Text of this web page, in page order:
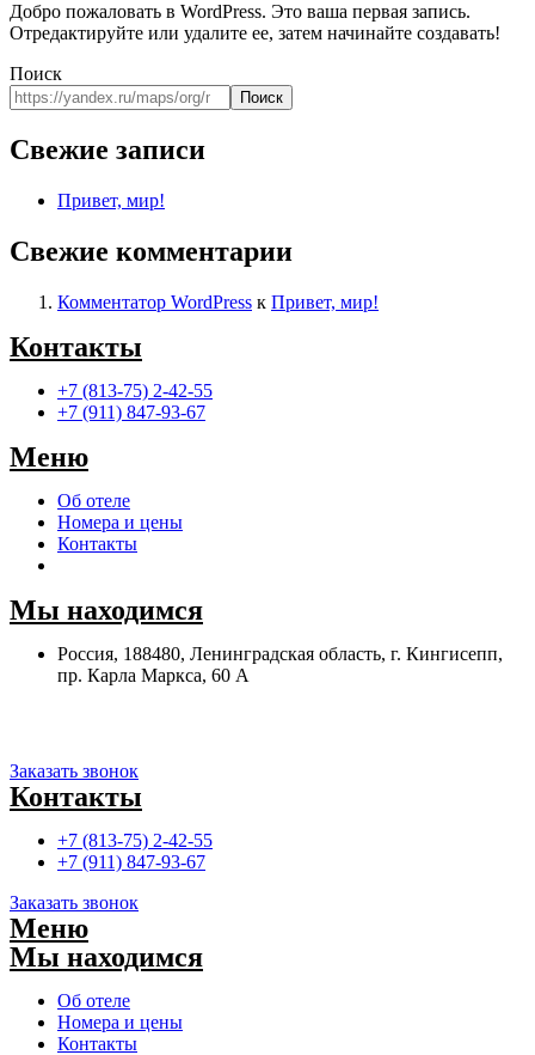
Добро пожаловать в WordPress. Это ваша первая запись.
Отредактируйте или удалите ее, затем начинайте создавать!
Поиск
Поиск
Свежие записи
Привет, мир!
Свежие комментарии
Комментатор WordPress к Привет, мир!
Контакты
+7 (813-75) 2-42-55
+7 (911) 847-93-67
Меню
Об отеле
Номера и цены
Контакты
Мы находимся
Россия, 188480, Ленинградская область, г. Кингисепп,
пр. Карла Маркса, 60 А
Заказать звонок
Контакты
+7 (813-75) 2-42-55
+7 (911) 847-93-67
Заказать звонок
Меню
Мы находимся
Об отеле
Номера и цены
Контакты